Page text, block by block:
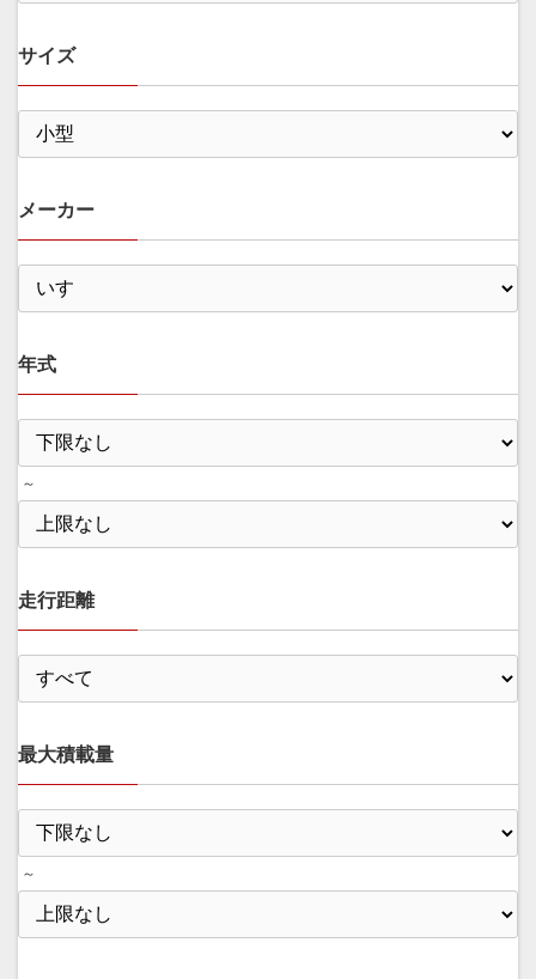
サイズ
メーカー
年式
～
走行距離
最大積載量
～